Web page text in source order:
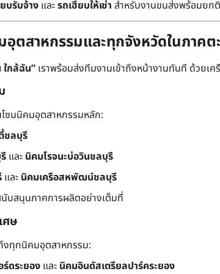
บรับจ้าง และรถเฮี๊ยบให้เช่า สำหรับงานขนส่งพร้อมยก
ตสาหกรรมและทุกจังหวัดในภาคต
ใกล้ฉัน” เราพร้อมส่งทีมงานเข้าถึงหน้างานทันที ด้วย
โซนนิคมอุตสาหกรรมหลัก:
ชลบุรี
และ นิคมโรจนะบ่อวินชลบุรี
และ นิคมเครือสหพัฒน์ชลบุรี
นับสนุนภาคการผลิตอย่างเต็มที่
ศษ
งทุกนิคมอุตสาหกรรม:
ดระยอง และ นิคมอินดัสเตรียลปาร์คระยอง